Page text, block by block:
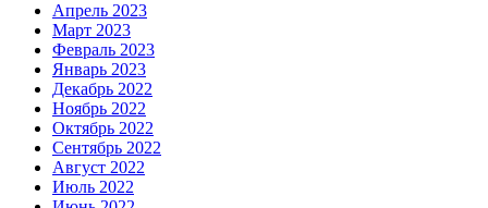
Апрель 2023
Март 2023
Февраль 2023
Январь 2023
Декабрь 2022
Ноябрь 2022
Октябрь 2022
Сентябрь 2022
Август 2022
Июль 2022